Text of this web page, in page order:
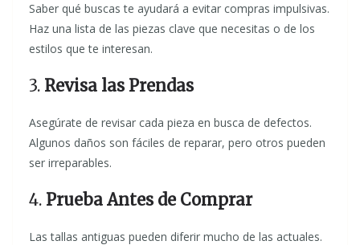
Saber qué buscas te ayudará a evitar compras impulsivas.
Haz una lista de las piezas clave que necesitas o de los
estilos que te interesan.
3. Revisa las Prendas
Asegúrate de revisar cada pieza en busca de defectos.
Algunos daños son fáciles de reparar, pero otros pueden
ser irreparables.
4. Prueba Antes de Comprar
Las tallas antiguas pueden diferir mucho de las actuales.